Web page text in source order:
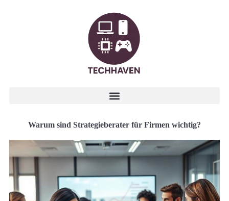
Warum sind Strategieberater für Firmen wichtig?